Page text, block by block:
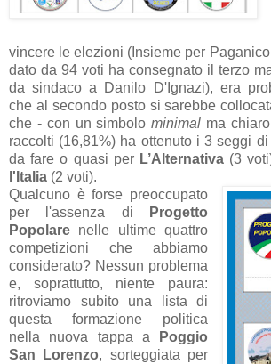
vincere le elezioni (Insieme per
dato da 94 voti ha consegnato il terzo
da sindaco a Danilo D'Ignazi), era
che al secondo posto si sarebbe
che - con un simbolominimal ma
raccolti (16,81%) ha ottenuto i 3 seggi
da fare o quasi per L’Alternativa (3
l'Italia (2 voti).
Qualcuno è forse preoccupato
per l'assenza di
Progetto
Popolare nelle ultime quattro
competizioni che abbiamo
considerato? Nessun problema
e, soprattutto, niente paura:
ritroviamo subito una lista di
questa formazione politica
nella nuova tappa a
Poggio
San Lorenzo, sorteggiata per